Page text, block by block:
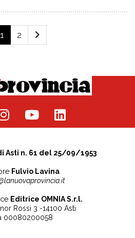
1 2
Asti n. 61 del 25/09/1953
Fulvio Lavina
Editrice OMNIA S.r.l.
Rossi 3 -14100 Asti
00080200058